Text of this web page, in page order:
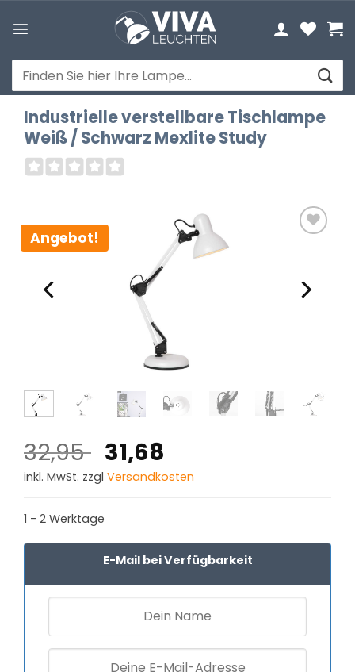
Inhalt
Suchen
nach:
Industrielle verstellbare Tischlampe
Weiß / Schwarz Mexlite Study
Angebot!
32,95 Ursprünglicher
Preis
32,95 €
31,68
Preis
inkl. MwSt. zzgl Versandkosten
1 - 2 Werktage
E-Mail bei Verfügbarkeit